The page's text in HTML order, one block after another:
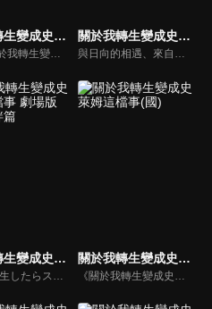
關於我轉生變成史萊姆這檔事 第二季
動漫《關於我轉生變成史萊姆這檔事 第2季》線上看。在獲得了「利姆路」這個嶄新的史萊姆人生後，認識了各式各樣種族並成功「打造出不分種族、讓大家都能夠快樂生活的國家」的目標──接下來，還會有什麼樣的冒險等著利姆路呢?
關於我轉生變成史萊姆這檔事 第三季
與日向的相遇、來自法爾姆斯王國的襲擊，以及進化成為魔王―――維爾德拉和伊弗利特在胃袋之中見證了這一連串的事件。從利姆路和維爾德拉相遇到現已經過了兩年的時間―――隨著時間的流逝，如今「最初的約定」實現的日子終於要到來了。一如往常的兩人依然帶著自我的步調，時而害怕著「某個東西」，時而回顧坦派斯特至今一路上的過往。
關於我轉生變成史萊姆這檔事 劇場版 紅蓮之絆篇 關於我轉生變成史萊姆這檔事(國)